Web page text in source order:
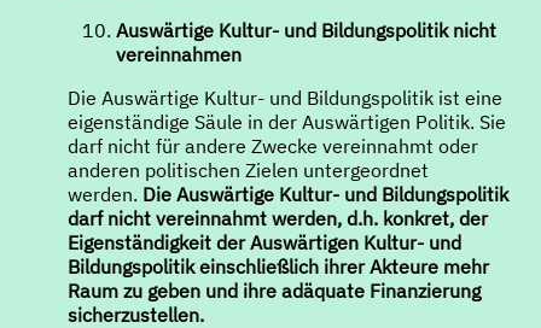
Auswärtige Kultur- und Bildungspolitik nicht
vereinnahmen
Die Auswärtige Kultur- und Bildungspolitik ist eine
eigenständige Säule in der Auswärtigen Politik. Sie
darf nicht für andere Zwecke vereinnahmt oder
anderen politischen Zielen untergeordnet
werden. Die Auswärtige Kultur- und Bildungspolitik
darf nicht vereinnahmt werden, d.h. konkret, der
Eigenständigkeit der Auswärtigen Kultur- und
Bildungspolitik einschließlich ihrer Akteure mehr
Raum zu geben und ihre adäquate Finanzierung
sicherzustellen.